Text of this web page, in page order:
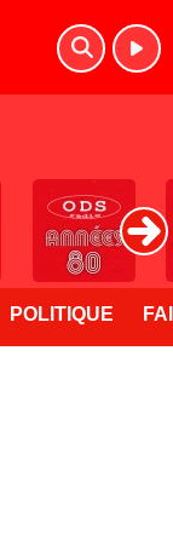
POLITIQUE